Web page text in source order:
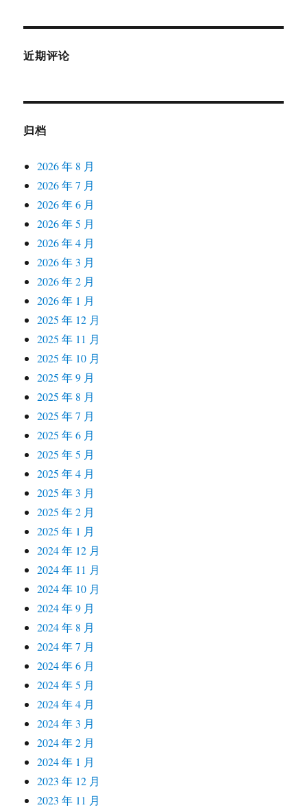
近期评论
归档
2026 年 8 月
2026 年 7 月
2026 年 6 月
2026 年 5 月
2026 年 4 月
2026 年 3 月
2026 年 2 月
2026 年 1 月
2025 年 12 月
2025 年 11 月
2025 年 10 月
2025 年 9 月
2025 年 8 月
2025 年 7 月
2025 年 6 月
2025 年 5 月
2025 年 4 月
2025 年 3 月
2025 年 2 月
2025 年 1 月
2024 年 12 月
2024 年 11 月
2024 年 10 月
2024 年 9 月
2024 年 8 月
2024 年 7 月
2024 年 6 月
2024 年 5 月
2024 年 4 月
2024 年 3 月
2024 年 2 月
2024 年 1 月
2023 年 12 月
2023 年 11 月